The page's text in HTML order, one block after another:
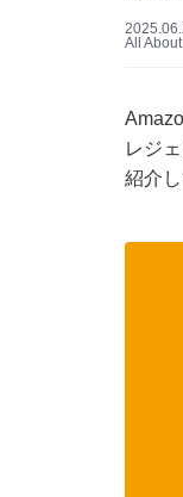
All
レジ
紹介し